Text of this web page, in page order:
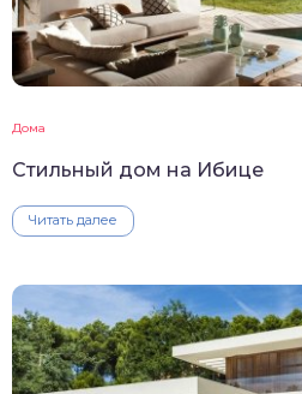
Дома
Стильный дом на Ибице
Читать далее